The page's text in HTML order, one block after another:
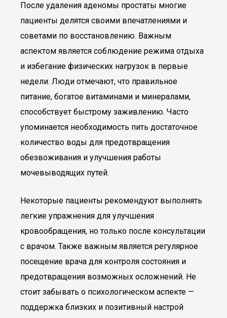
После удаления аденомы простаты многие
пациенты делятся своими впечатлениями и
советами по восстановлению. Важным
аспектом является соблюдение режима отдыха
и избегание физических нагрузок в первые
недели. Люди отмечают, что правильное
питание, богатое витаминами и минералами,
способствует быстрому заживлению. Часто
упоминается необходимость пить достаточное
количество воды для предотвращения
обезвоживания и улучшения работы
мочевыводящих путей.
Некоторые пациенты рекомендуют выполнять
легкие упражнения для улучшения
кровообращения, но только после консультации
с врачом. Также важным является регулярное
посещение врача для контроля состояния и
предотвращения возможных осложнений. Не
стоит забывать о психологическом аспекте —
поддержка близких и позитивный настрой